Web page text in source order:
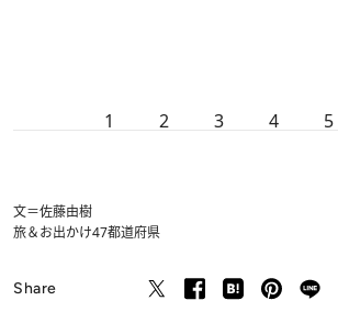
1 2 3 4 5
文＝佐藤由樹
旅＆お出かけ47都道府県
Share